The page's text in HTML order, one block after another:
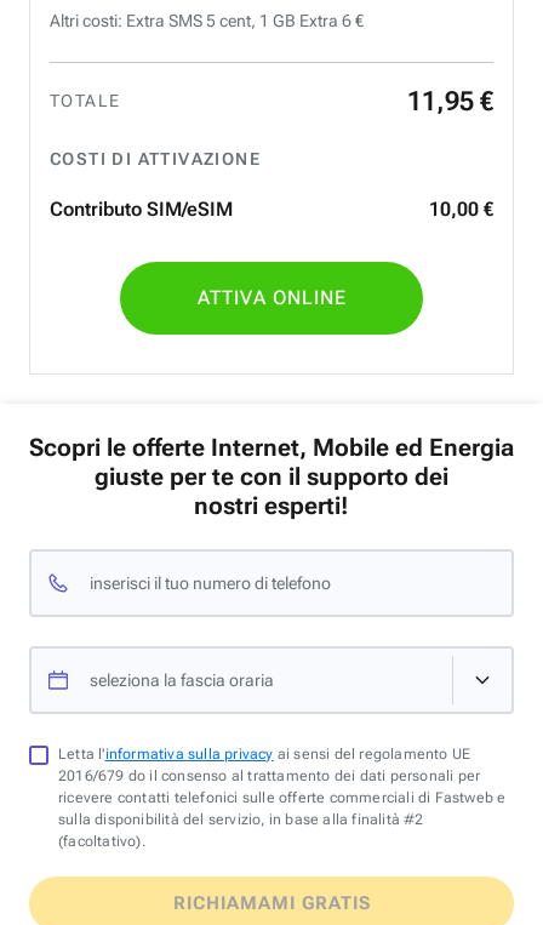
Altri costi: Extra SMS 5 cent, 1 GB Extra 6 €
TOTALE 11 ,95 €
COSTI DI ATTIVAZIONE
Contributo SIM/eSIM 10,00 €
ATTIVA ONLINE
Scopri le offerte Internet, Mobile ed Energia
giuste per te con il supporto dei
nostri esperti!
inserisci il tuo numero di telefono
seleziona la fascia oraria
Letta l'informativa sulla privacy ai sensi del regolamento UE
2016/679 do il consenso al trattamento dei dati personali per
ricevere contatti telefonici sulle offerte commerciali di Fastweb e
sulla disponibilità del servizio, in base alla finalità #2
(facoltativo).
RICHIAMAMI GRATIS